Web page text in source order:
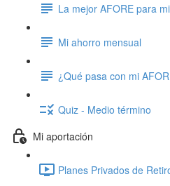
La mejor AFORE para mi
Mi ahorro mensual
¿Qué pasa con mi
Quiz - Medio término
Mi aportación
Planes Privados de